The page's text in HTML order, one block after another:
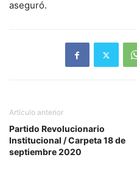
aseguró.
Artículo anterior
Partido Revolucionario
Institucional / Carpeta 18 de
septiembre 2020